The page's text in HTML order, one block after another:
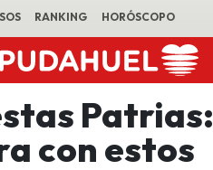
RANKING HORÓSCOPO
Patrias:
con estos